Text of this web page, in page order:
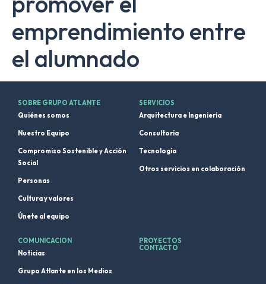
emprendimiento entre
el alumnado
SOBRE GRUPO ATLANTE
Quiénes somos
Nuestro Equipo
Compromiso Sostenible y Acción
Social
Personas
Cultura y valores
Únete al equipo
SERVICIOS
Arquitectura e Ingeniería
Consultoría
Tecnología
Otros servicios en colaboración
COMUNICACION
Noticias
Grupo Atlante en los Medios
PROYECTOS
CONTACTO